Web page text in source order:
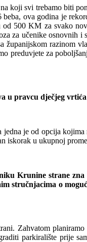
koji svi trebamo biti
ova godina je
500 KM za svako
za učenike
razinom
preduvjete za
u pravcu dječjeg
je od opcija
iskorak u ukupnoj
Krunine strane
stručnjacima o
Zahvatom
parkiralište prije